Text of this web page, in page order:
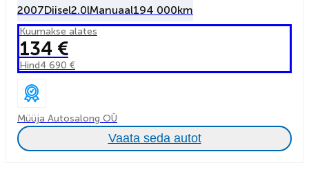
2007Diisel2.0lManuaal194 000km
Kuumakse alates
134 €
Hind4 690 €
Müüja Autosalong OÜ
Vaata seda autot